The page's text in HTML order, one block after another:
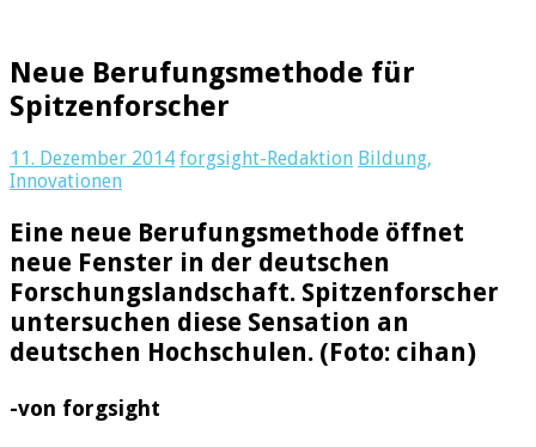
Neue Berufungsmethode für
Spitzenforscher
11. Dezember 2014 forgsight-Redaktion Bildung,
Innovationen
Eine neue Berufungsmethode öffnet
neue Fenster in der deutschen
Forschungslandschaft. Spitzenforscher
untersuchen diese Sensation an
deutschen Hochschulen. (Foto: cihan)
-von forgsight